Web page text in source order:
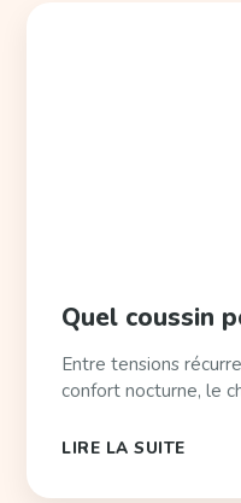
Quel coussin
Entre tensions
confort nocturne, le
LIRE LA SUITE